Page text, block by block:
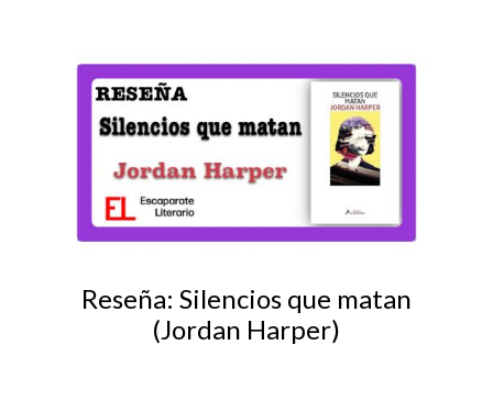
Reseña: Silencios que matan
(Jordan Harper)